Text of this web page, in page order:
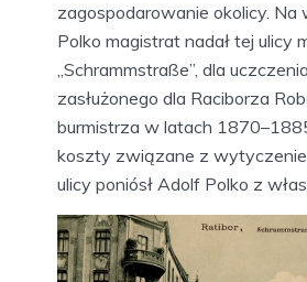
zagospodarowanie okolicy. Na
Polko magistrat nadał tej ulicy
„Schrammstraße”, dla
zasłużonego dla Raciborza
burmistrza w latach
koszty związane z
ulicy poniósł Adolf Polko z